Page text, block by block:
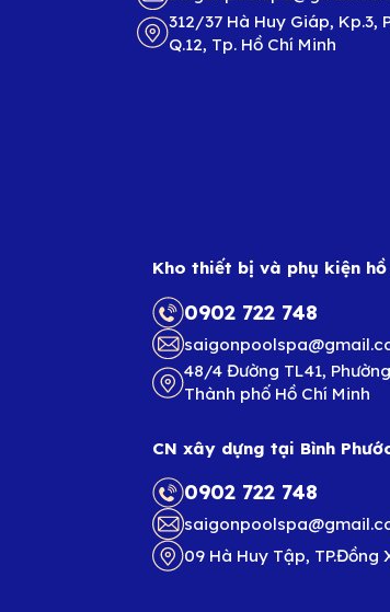
312/37 Hà Huy Giáp, Kp.3,
Q.12, Tp. Hồ Chí Minh
Kho thiết bị và phụ kiện
0902 722 748
48/4 Đường TL41,
Thành phố Hồ Chí Minh
CN xây dựng tại Bình
0902 722 748
09 Hà Huy Tập, TP.Đồng